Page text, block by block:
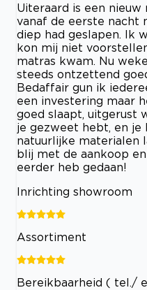
Uiteraard is een
vanaf de eerste nacht
diep had geslapen. Ik
kon mij niet
matras kwam. Nu
steeds ontzettend
Bedaffair gun ik
een investering maar
goed slaapt, uitgerust
je gezweet hebt, en je
natuurlijke materialen
blij met de aankoop
eerder heb gedaan!
Inrichting showroom
Assortiment
Bereikbaarheid ( tel./